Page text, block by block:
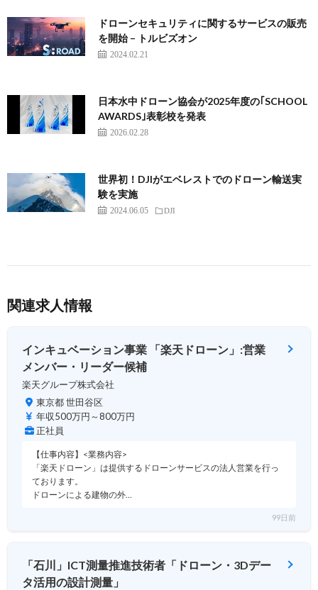
ドローンセキュリティに関するサービスの販売
を開始 – トルビズオン
2024.02.21
日本水中ドローン協会が2025年度の｢SCHOOL
AWARDS｣表彰校を発表
2026.02.28
世界初！DJIがエベレストでのドローン輸送実
験を実施
2024.06.05 DJI
関連求人情報
インキュベーション事業 「楽天ドローン」:営業
メンバー・リーダー候補
楽天グループ株式会社
東京都 世田谷区
年収500万円～800万円
正社員
【仕事内容】<業務内容>
「楽天ドローン」は提供するドローンサービスの法人営業を行っ
ております。
ドローンによる建物の外…
99日前
「石川」ICT測量推進技術者「ドローン・3Dデー
タ活用の設計測量」